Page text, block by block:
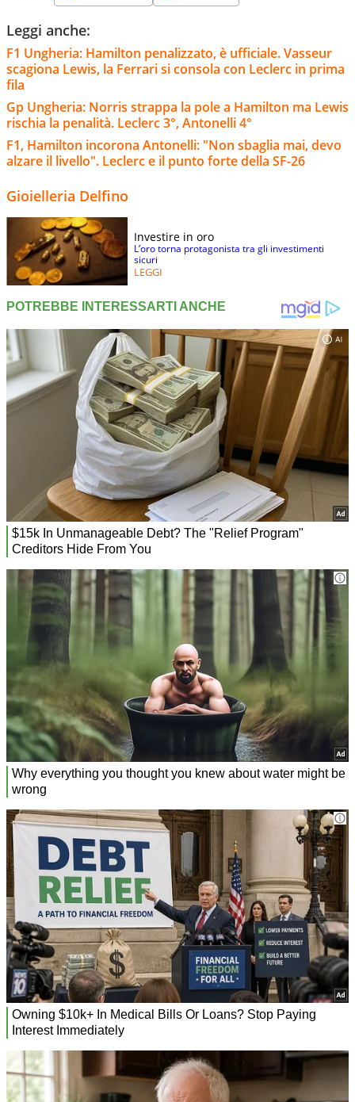
Leggi anche:
F1 Ungheria: Hamilton penalizzato, è ufficiale. Vasseur
scagiona Lewis, la Ferrari si consola con Leclerc in prima
fila
Gp Ungheria: Norris strappa la pole a Hamilton ma Lewis
rischia la penalità. Leclerc 3°, Antonelli 4°
F1, Hamilton incorona Antonelli: "Non sbaglia mai, devo
alzare il livello". Leclerc e il punto forte della SF-26
Gioielleria Delfino
Investire in oro
L’oro torna protagonista tra gli investimenti
sicuri
LEGGI